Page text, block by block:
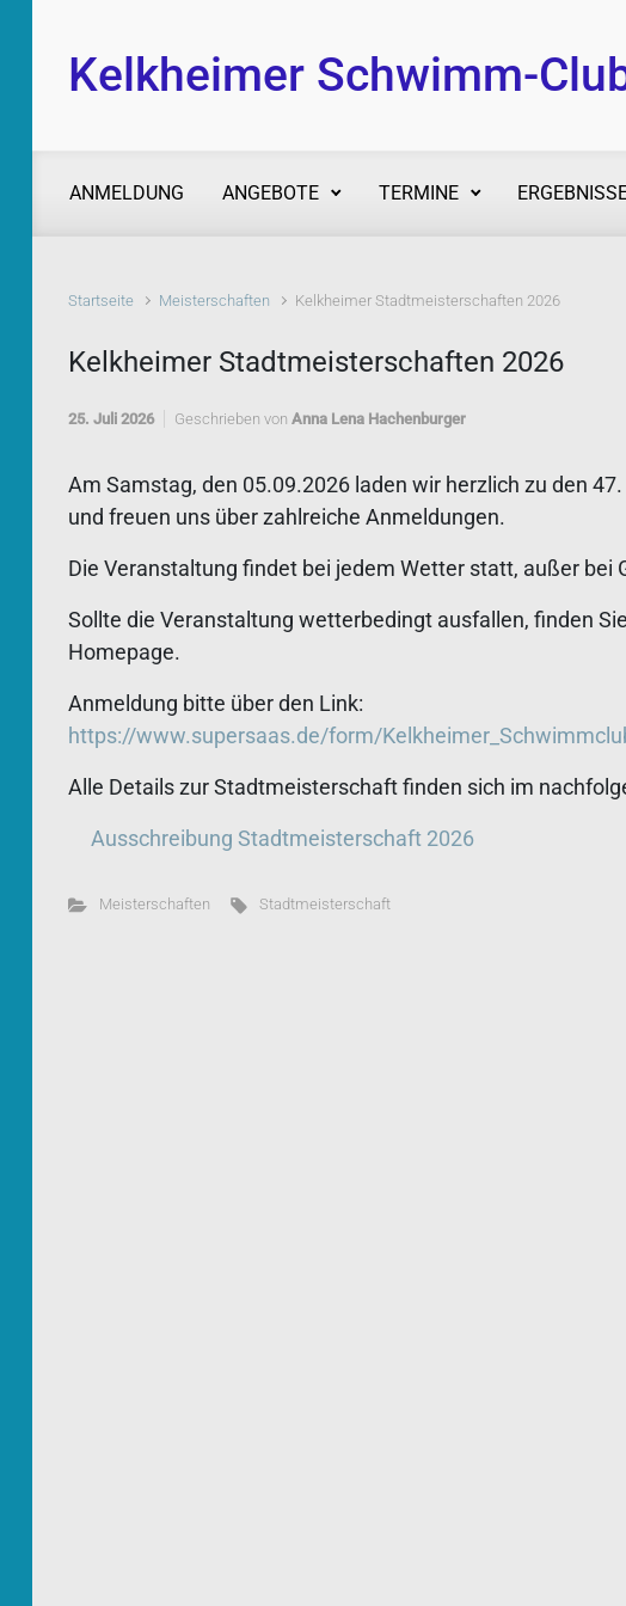
Kelkheimer Schwimm-
ANMELDUNG ANGEBOTE TERMINE
Startseite Meisterschaften Kelkheimer Stadtmeisterschaften 2026
Kelkheimer Stadtmeisterschaften 2026
25. Juli 2026 Geschrieben von Anna Lena Hachenburger
Am Samstag, den 05.09.2026 laden wir herzlich zu den
und freuen uns über zahlreiche Anmeldungen.
Die Veranstaltung findet bei jedem Wetter statt, außer bei
Sollte die Veranstaltung wetterbedingt ausfallen, finden
Homepage.
Anmeldung bitte über den Link:
https://www.supersaas.de/form/
Alle Details zur Stadtmeisterschaft finden sich im
Ausschreibung Stadtmeisterschaft 2026
Meisterschaften Stadtmeisterschaft